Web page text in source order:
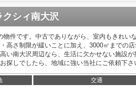
クシィ南大沢
物件です。中古でありながら、室内もきれい
高さ制限が緩いことに加え、3000㎡までの
い南大沢周辺なら、生活に欠かせない施設
探しでしたら、地域に強い当社にご依頼下さ
交通